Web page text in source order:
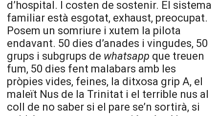
d’hospital. I costen de sostenir. El sistema
familiar està esgotat, exhaust, preocupat.
Posem un somriure i xutem la pilota
endavant. 50 dies d’anades i vingudes, 50
grups i subgrups de whatsapp que treuen
fum, 50 dies fent malabars amb les
pròpies vides, feines, la ditxosa grip A, el
maleït Nus de la Trinitat i el terrible nus al
coll de no saber si el pare se’n sortirà, si